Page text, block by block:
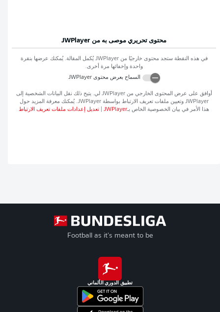
محتوى تحريري موصى به من JWPlayer
في هذه النقطة ستجد محتوى خارجيًا منJWPlayer يُكمل المقالة. يُمكنك عرضها بنقرة
واحدة وإخفائها مرة أخرى.
السماح بعرض محتوىJWPlayer
أوافق على عرض المحتوى الخارجي منJWPlayer لي. يتيح ذلك نقل البيانات الشخصية إلى
JWPlayer وتعيين ملفات تعريف الارتباط بواسطةJWPlayer. يُمكنك معرفة المزيد حول
هذا الأمر في بيان الخصوصية الخاص بـJWPlayer تعديل إعدادات ملفات تعريف الارتباط
Football as it's meant to be
تطبيق الدوري الألماني